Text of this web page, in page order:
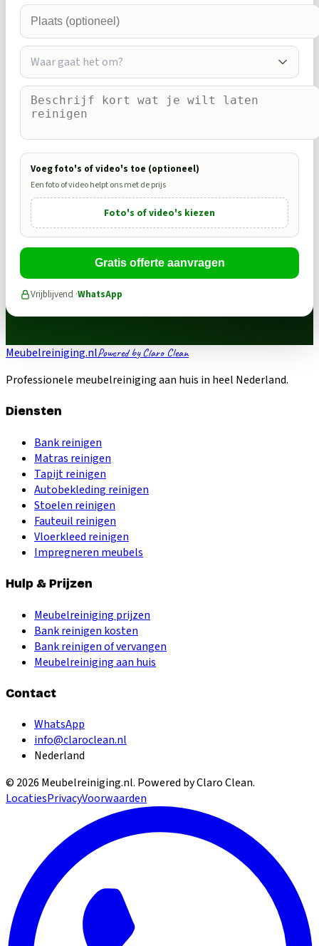
Waar gaat het om?
Voeg foto's of video's toe (optioneel)
Een foto of video helpt ons met de prijs
Foto's of video's kiezen
Gratis offerte aanvragen
Vrijblijvend ·WhatsApp
Meubelreiniging.nlPowered by Claro Clean
Professionele meubelreiniging aan huis in heel Nederland.
Diensten
Bank reinigen
Matras reinigen
Tapijt reinigen
Autobekleding reinigen
Stoelen reinigen
Fauteuil reinigen
Vloerkleed reinigen
Impregneren meubels
Hulp & Prijzen
Meubelreiniging prijzen
Bank reinigen kosten
Bank reinigen of vervangen
Meubelreiniging aan huis
Contact
WhatsApp
info@claroclean.nl
Nederland
© 2026 Meubelreiniging.nl. Powered by Claro Clean.
LocatiesPrivacyVoorwaarden